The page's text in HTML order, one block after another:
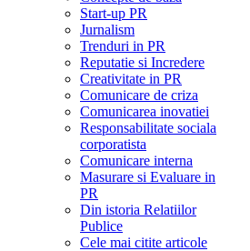
Start-up PR
Jurnalism
Trenduri in PR
Reputatie si Incredere
Creativitate in PR
Comunicare de criza
Comunicarea inovatiei
Responsabilitate sociala
corporatista
Comunicare interna
Masurare si Evaluare in
PR
Din istoria Relatiilor
Publice
Cele mai citite articole